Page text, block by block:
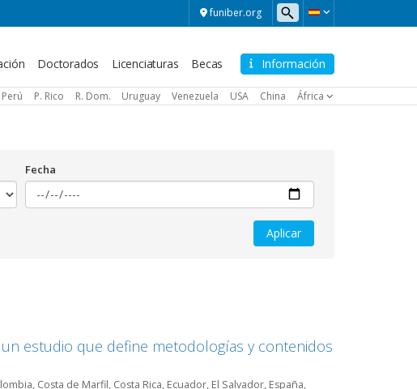
funiber.org
Información
Doctorados Licenciaturas Becas
Perú P. Rico R. Dom. Uruguay Venezuela USA China África
Fecha
estudio que define metodologías y contenidos
, Costa de Marfil, Costa Rica, Ecuador, El Salvador, España,